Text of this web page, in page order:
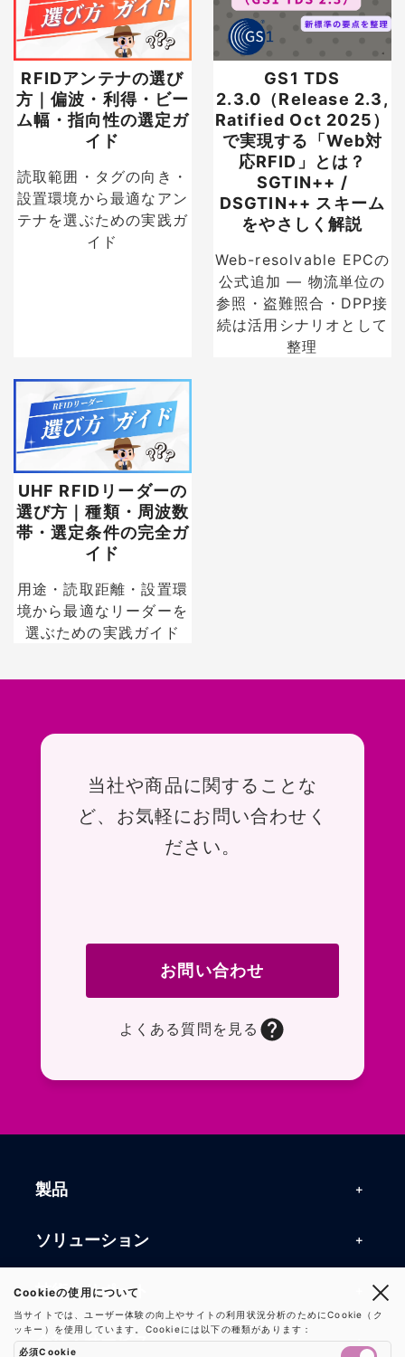
RFIDアンテナの選び
方｜偏波・利得・ビー
ム幅・指向性の選定ガ
イド
読取範囲・タグの向き・
設置環境から最適なアン
テナを選ぶための実践ガ
イド
GS1 TDS
2.3.0（Release 2.3,
Ratified Oct 2025）
で実現する「Web対
応RFID」とは？
SGTIN++ /
DSGTIN++ スキーム
をやさしく解説
Web-resolvable EPCの
公式追加 — 物流単位の
参照・盗難照合・DPP接
続は活用シナリオとして
整理
UHF RFIDリーダーの
選び方｜種類・周波数
帯・選定条件の完全ガ
イド
用途・読取距離・設置環
境から最適なリーダーを
選ぶための実践ガイド
お問い合わせ
当社や商品に関することな
ど、お気軽にお問い合わせく
ださい。
お問い合わせ
よくある質問を見る
製品
製品一覧
RFIDリーダー
RFIDチップ・モジュール
RFIDアンテナ
ソリューション
RFIDソリューション
RFIDとセンサー
マシンビジョン
技術・サポート
技術記事一覧
会社・サービス
Cookieの使用について
当サイトでは、ユーザー体験の向上やサイトの利用状況分析のためにCookie（ク
ッキー）を使用しています。Cookieには以下の種類があります：
必須Cookie